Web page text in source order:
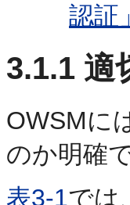
認証」
3.1.1 適
OWSMに
のか明確
表3-1では